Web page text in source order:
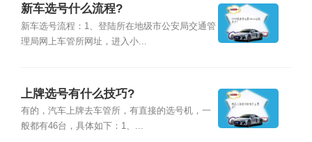
新车选号什么流程?
新车选号流程：1、登陆所在地级市公安局交通管
理局网上车管所网址，进入小...
上牌选号有什么技巧?
有的，汽车上牌去车管所，有直接的选号机，一
般都有46台，具体如下：1、...